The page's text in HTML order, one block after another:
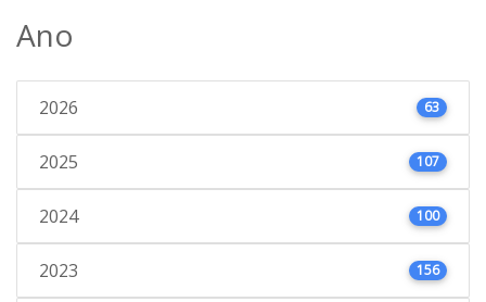
Ano
2026 63
2025 107
2024 100
2023 156